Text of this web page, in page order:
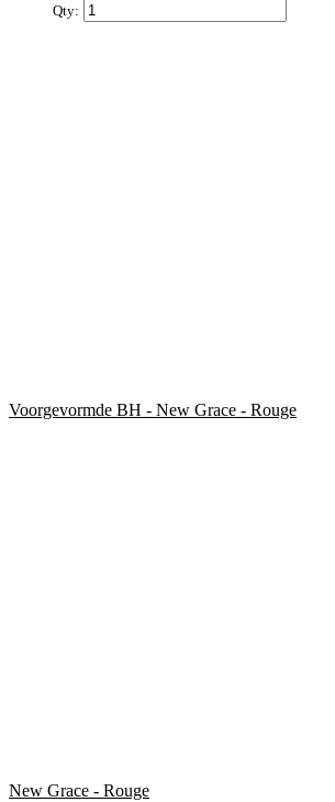
Qty:
Voorgevormde BH - New Grace - Rouge
New Grace - Rouge